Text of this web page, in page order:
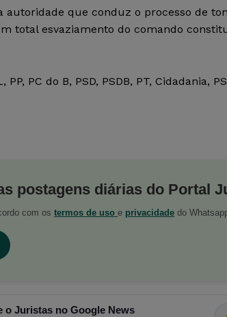
autoridade que conduz o processo de
total esvaziamento do comando
PC do B, PSD, PSDB, PT, Cidadania,
postagens diárias do Portal
com os termos de uso e privacidade do
o Juristas no Google News